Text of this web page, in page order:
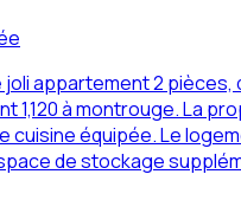
appartement 2 pièces,
1,120 à montrouge. La
cuisine équipée. Le
de stockage